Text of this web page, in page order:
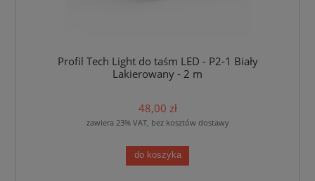
Profil Tech Light do taśm LED - P2-1 Biały
Lakierowany - 2 m
48,00 zł
zawiera 23% VAT, bez kosztów dostawy
do koszyka